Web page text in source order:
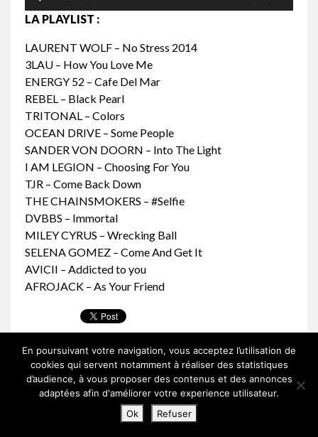
LA PLAYLIST :
LAURENT WOLF – No Stress 2014
3LAU – How You Love Me
ENERGY 52 – Cafe Del Mar
REBEL – Black Pearl
TRITONAL – Colors
OCEAN DRIVE – Some People
SANDER VON DOORN – Into The Light
I AM LEGION – Choosing For You
TJR – Come Back Down
THE CHAINSMOKERS – #Selfie
DVBBS – Immortal
MILEY CYRUS – Wrecking Ball
SELENA GOMEZ – Come And Get It
AVICII – Addicted to you
AFROJACK – As Your Friend
Publié le 28 avril 2014
© 2007-2026 Hits and Fun |Mentions legales|Contact
En poursuivant votre navigation, vous acceptez l’utilisation de
cookies qui servent notamment à réaliser des statistiques
d’audience, à vous proposer des contenus et des annonces
adaptées afin d'améliorer votre experience utilisateur.
Ok
Refuser